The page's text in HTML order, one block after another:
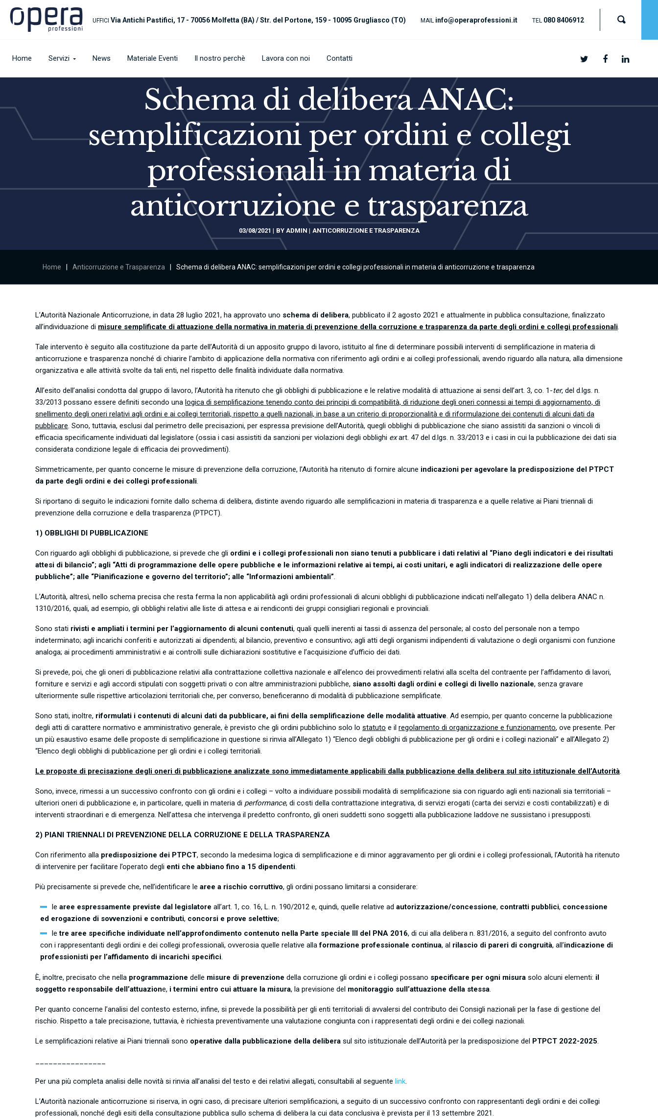
UFFICI Via Antichi Pastifici, 17 - 70056 Molfetta (BA) /Str. del Portone, 159 - 10095 Grugliasco (TO) MAIL info@operaprofessioni.it TEL 080 8406912
Home Servizi News Materiale Eventi Il nostro perchè Lavora con noi Contatti
Schema di delibera ANAC:
semplificazioni per ordini e collegi
professionali in materia di
anticorruzione e trasparenza
03/08/2021 BY ADMIN ANTICORRUZIONE E TRASPARENZA
Home Anticorruzione e Trasparenza Schema di delibera ANAC: semplificazioni per ordini e collegi professionali in materia di anticorruzione e trasparenza
L’Autorità Nazionale Anticorruzione, in data 28 luglio 2021, ha approvato uno schema di delibera, pubblicato il 2 agosto 2021 e attualmente in pubblica consultazione, finalizzato
all’individuazione di misure semplificate di attuazione della normativa in materia di prevenzione della corruzione e trasparenza da parte degli ordini e collegi professionali.
Tale intervento è seguito alla costituzione da parte dell’Autorità di un apposito gruppo di lavoro, istituito al fine di determinare possibili interventi di semplificazione in materia di
anticorruzione e trasparenza nonché di chiarire l’ambito di applicazione della normativa con riferimento agli ordini e ai collegi professionali, avendo riguardo alla natura, alla dimensione
organizzativa e alle attività svolte da tali enti, nel rispetto delle finalità individuate dalla normativa.
All’esito dell’analisi condotta dal gruppo di lavoro, l’Autorità ha ritenuto che gli obblighi di pubblicazione e le relative modalità di attuazione ai sensi dell’art. 3, co. 1-ter, del d.lgs. n.
33/2013 possano essere definiti secondo una logica di semplificazione tenendo conto dei principi di compatibilità, di riduzione degli oneri connessi ai tempi di aggiornamento, di
snellimento degli oneri relativi agli ordini e ai collegi territoriali, rispetto a quelli nazionali, in base a un criterio di proporzionalità e di riformulazione dei contenuti di alcuni dati da
pubblicare. Sono, tuttavia, esclusi dal perimetro delle precisazioni, per espressa previsione dell’Autorità, quegli obblighi di pubblicazione che siano assistiti da sanzioni o vincoli di
efficacia specificamente individuati dal legislatore (ossia i casi assistiti da sanzioni per violazioni degli obblighi exart. 47 del d.lgs. n. 33/2013 e i casi in cui la pubblicazione dei dati sia
considerata condizione legale di efficacia dei provvedimenti).
Simmetricamente, per quanto concerne le misure di prevenzione della corruzione, l’Autorità ha ritenuto di fornire alcune indicazioni per agevolare la predisposizione del PTPCT
da parte degli ordini e dei collegi professionali.
Si riportano di seguito le indicazioni fornite dallo schema di delibera, distinte avendo riguardo alle semplificazioni in materia di trasparenza e a quelle relative ai Piani triennali di
prevenzione della corruzione e della trasparenza (PTPCT).
1) OBBLIGHI DI PUBBLICAZIONE
Con riguardo agli obblighi di pubblicazione, si prevede che gli ordini e i collegi professionali non siano tenuti a pubblicare i dati relativi al “Piano degli indicatori e dei risultati
attesi di bilancio”; agli “Atti di programmazione delle opere pubbliche e le informazioni relative ai tempi, ai costi unitari, e agli indicatori di realizzazione delle opere
pubbliche”; alle “Pianificazione e governo del territorio”; alle “Informazioni ambientali”.
L’Autorità, altresì, nello schema precisa che resta ferma la non applicabilità agli ordini professionali di alcuni obblighi di pubblicazione indicati nell’allegato 1) della delibera ANAC n.
1310/2016, quali, ad esempio, gli obblighi relativi alle liste di attesa e ai rendiconti dei gruppi consigliari regionali e provinciali.
Sono stati rivisti e ampliati i termini per l’aggiornamento di alcuni contenuti, quali quelli inerenti ai tassi di assenza del personale; al costo del personale non a tempo
indeterminato; agli incarichi conferiti e autorizzati ai dipendenti; al bilancio, preventivo e consuntivo; agli atti degli organismi indipendenti di valutazione o degli organismi con funzione
analoga; ai procedimenti amministrativi e ai controlli sulle dichiarazioni sostitutive e l’acquisizione d’ufficio dei dati.
Si prevede, poi, che gli oneri di pubblicazione relativi alla contrattazione collettiva nazionale e all’elenco dei provvedimenti relativi alla scelta del contraente per l’affidamento di lavori,
forniture e servizi e agli accordi stipulati con soggetti privati o con altre amministrazioni pubbliche, siano assolti dagli ordini e collegi di livello nazionale, senza gravare
ulteriormente sulle rispettive articolazioni territoriali che, per converso, beneficeranno di modalità di pubblicazione semplificate.
Sono stati, inoltre, riformulati i contenuti di alcuni dati da pubblicare, ai fini della semplificazione delle modalità attuative. Ad esempio, per quanto concerne la pubblicazione
degli atti di carattere normativo e amministrativo generale, è previsto che gli ordini pubblichino solo lo statuto e il regolamento di organizzazione e funzionamento, ove presente. Per
un più esaustivo esame delle proposte di semplificazione in questione si rinvia all’Allegato 1) “Elenco degli obblighi di pubblicazione per gli ordini e i collegi nazionali” e all’Allegato 2)
“Elenco degli obblighi di pubblicazione per gli ordini e i collegi territoriali.
Le proposte di precisazione degli oneri di pubblicazione analizzate sono immediatamente applicabili dalla pubblicazione della delibera sul sito istituzionale dell’Autorità.
Sono, invece, rimessi a un successivo confronto con gli ordini e i collegi – volto a individuare possibili modalità di semplificazione sia con riguardo agli enti nazionali sia territoriali –
ulteriori oneri di pubblicazione e, in particolare, quelli in materia di performance, di costi della contrattazione integrativa, di servizi erogati (carta dei servizi e costi contabilizzati) e di
interventi straordinari e di emergenza. Nell’attesa che intervenga il predetto confronto, gli oneri suddetti sono soggetti alla pubblicazione laddove ne sussistano i presupposti.
2) PIANI TRIENNALI DI PREVENZIONE DELLA CORRUZIONE E DELLA TRASPARENZA
Con riferimento alla predisposizione dei PTPCT, secondo la medesima logica di semplificazione e di minor aggravamento per gli ordini e i collegi professionali, l’Autorità ha ritenuto
di intervenire per facilitare l’operato degli enti che abbiano fino a 15 dipendenti.
Più precisamente si prevede che, nell’identificare le aree a rischio corruttivo, gli ordini possano limitarsi a considerare:
le aree espressamente previste dal legislatore all’art. 1, co. 16, L. n. 190/2012 e, quindi, quelle relative ad autorizzazione/concessione, contratti pubblici, concessione
ed erogazione di sovvenzioni e contributi, concorsi e prove selettive;
le tre aree specifiche individuate nell’approfondimento contenuto nella Parte speciale III del PNA 2016, di cui alla delibera n. 831/2016, a seguito del confronto avuto
con i rappresentanti degli ordini e dei collegi professionali, ovverosia quelle relative allaformazione professionale continua, al rilascio di pareri di congruità, all’indicazione di
professionisti per l’affidamento di incarichi specifici.
È, inoltre, precisato che nella programmazione delle misure di prevenzione della corruzione gli ordini e i collegi possano specificare per ogni misura solo alcuni elementi: il
soggetto responsabile dell’attuazione, i termini entro cui attuare la misura, la previsione del monitoraggio sull’attuazione della stessa.
Per quanto concerne l’analisi del contesto esterno, infine, si prevede la possibilità per gli enti territoriali di avvalersi del contributo dei Consigli nazionali per la fase di gestione del
rischio. Rispetto a tale precisazione, tuttavia, è richiesta preventivamente una valutazione congiunta con i rappresentati degli ordini e dei collegi nazionali.
Le semplificazioni relative ai Piani triennali sono operative dalla pubblicazione della delibera sul sito istituzionale dell’Autorità per la predisposizione del PTPCT 2022-2025.
Per una più completa analisi delle novità si rinvia all’analisi del testo e dei relativi allegati, consultabili al seguente link.
L’Autorità nazionale anticorruzione si riserva, in ogni caso, di precisare ulteriori semplificazioni, a seguito di un successivo confronto con rappresentanti degli ordini e dei collegi
professionali, nonché degli esiti della consultazione pubblica sullo schema di delibera la cui data conclusiva è prevista per il 13 settembre 2021.